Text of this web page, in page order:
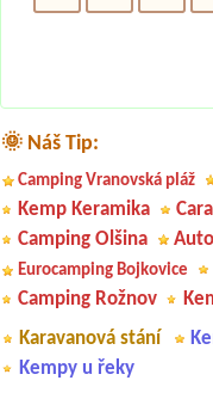
🌞 Náš Tip:
Camping Vranovská pláž
Kemp Keramika
Camping Olšina
Eurocamping Bojkovice
Camping Rožnov
Karavanová stání
Kempy u řeky